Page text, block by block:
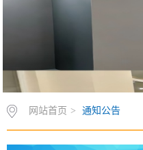
网站首页 > 通知公告